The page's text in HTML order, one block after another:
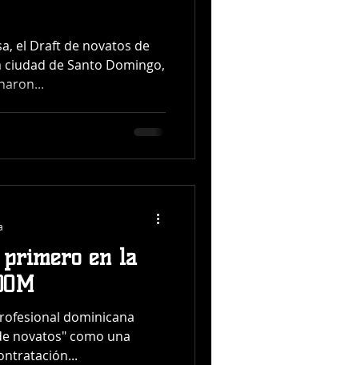
el Draft de novatos de
ciudad de Santo Domingo,
en la
dominicana
novatos" como una